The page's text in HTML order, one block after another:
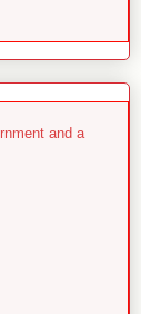
and a